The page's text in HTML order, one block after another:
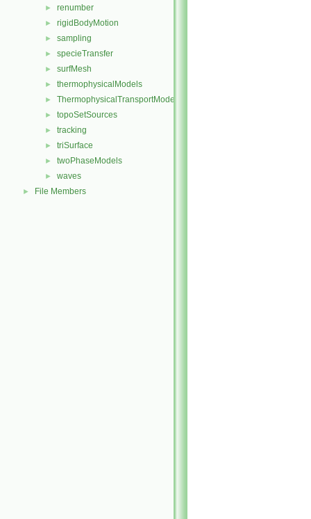
► renumber
► rigidBodyMotion
► sampling
► specieTransfer
► surfMesh
► thermophysicalModels
► ThermophysicalTransportModels
► topoSetSources
► tracking
► triSurface
► twoPhaseModels
► waves
► File Members